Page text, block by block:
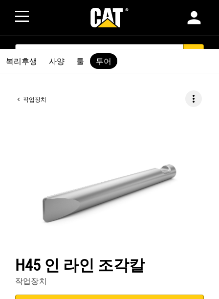
person
SEARCH
작업장치 more_vert
H45 인 라인 조각칼
작업장치
복리후생 사양 툴 투어